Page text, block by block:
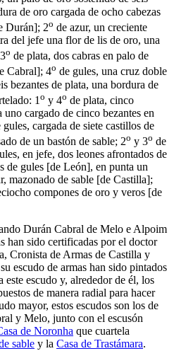
de oro cargada de ocho cabezas
Durán]; 2o de azur, un creciente
del jefe una flor de lis de oro, una
o de plata, dos cabras en palo de
Cabral]; 4o de gules, una cruz doble
bezantes de plata, una bordura de
1 o y 4o de plata, cinco
uno cargado de cinco bezantes en
cargada de siete castillos de
de un bastón de sable; 2o y 3o de
en jefe, dos leones afrontados de
de gules [de León], en punta un
mazonado de sable [de Castilla];
compones de oro y veros [de
Durán Cabral de Melo e Alpoim
han sido certificadas por el doctor
Cronista de Armas de Castilla y
escudo de armas han sido pintados
escudo y, alrededor de él, los
de manera radial para hacer
mayor, estos escudos son los de
y Melo, junto con el escusón
de Noronha que cuartela
sable y la Casa de Trastámara.